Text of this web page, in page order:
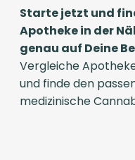
Starte jetzt und
Apotheke in der
genau auf Deine
Vergleiche
und finde den
medizinische